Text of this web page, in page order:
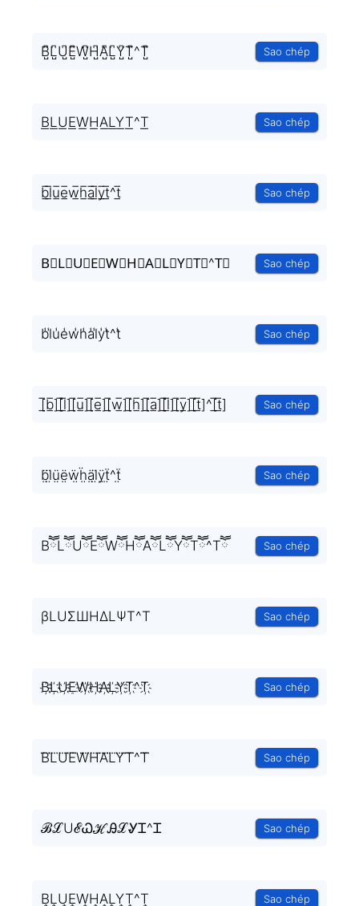
B̺͆L̺͆U̺͆E̺͆W̺͆H̺͆A̺͆L̺͆Y̺͆T̺͆^T̺͆ Sao chép
B͟L͟U͟E͟W͟H͟A͟L͟Y͟T͟^T͟ Sao chép
b̲̅l̲̅u̲̅e̲̅w̲̅h̲̅a̲̅l̲̅y̲̅t̲̅^t̲̅ Sao chép
B⃣L⃣U⃣E⃣W⃣H⃣A⃣L⃣Y⃣T⃣^T⃣ Sao chép
b̾l̾u̾e̾w̾h̾a̾l̾y̾t̾^t̾ Sao chép
[̲̅b̲̅][̲̅l̲̅][̲̅u̲̅][̲̅e̲̅][̲̅w̲̅][̲̅h̲̅][̲̅a̲̅][̲̅l̲̅][̲̅y̲̅][̲̅t̲̅]^[̲̅t̲̅] Sao chép
b̤̈l̤̈ṳ̈ë̤ẅ̤ḧ̤ä̤l̤̈ÿ̤ẗ̤^ẗ̤ Sao chép
BཽLཽUཽEཽWཽHཽAཽLཽYཽTཽ^Tཽ Sao chép
βLUΣШHΔLΨT^T Sao chép
B҉L҉U҉E҈W҉H҉A҉L҉Y҉T҉^T҉ Sao chép
B⃜L⃜U⃜E⃜W⃜H⃜A⃜L⃜Y⃜T⃜^T⃜ Sao chép
ℬℒUℰᏇℋᎯℒᎽᏆ^Ꮖ Sao chép
B͎L͎U͎E͎W͎H͎A͎L͎Y͎T͎^T͎ Sao chép